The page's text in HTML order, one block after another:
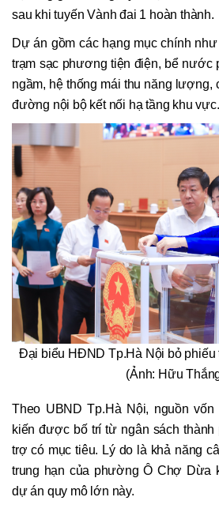
sau khi tuyến Vành đai 1 hoàn thành.
Dự án gồm các hạng mục chính
trạm sạc phương tiện điện, bể nước
ngầm, hệ thống mái thu năng lượng,
đường nội bộ kết nối hạ tầng khu vực.
Đại biểu HĐND Tp.Hà Nội bỏ phiếu
(Ảnh: Hữu
Theo UBND Tp.Hà Nội, nguồn
kiến được bố trí từ ngân sách
trợ có mục tiêu. Lý do là khả năng
trung hạn của phường Ô Chợ Dừa
dự án quy mô lớn này.